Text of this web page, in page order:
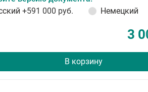
+591 000 руб. Немецкий
3
В корзину